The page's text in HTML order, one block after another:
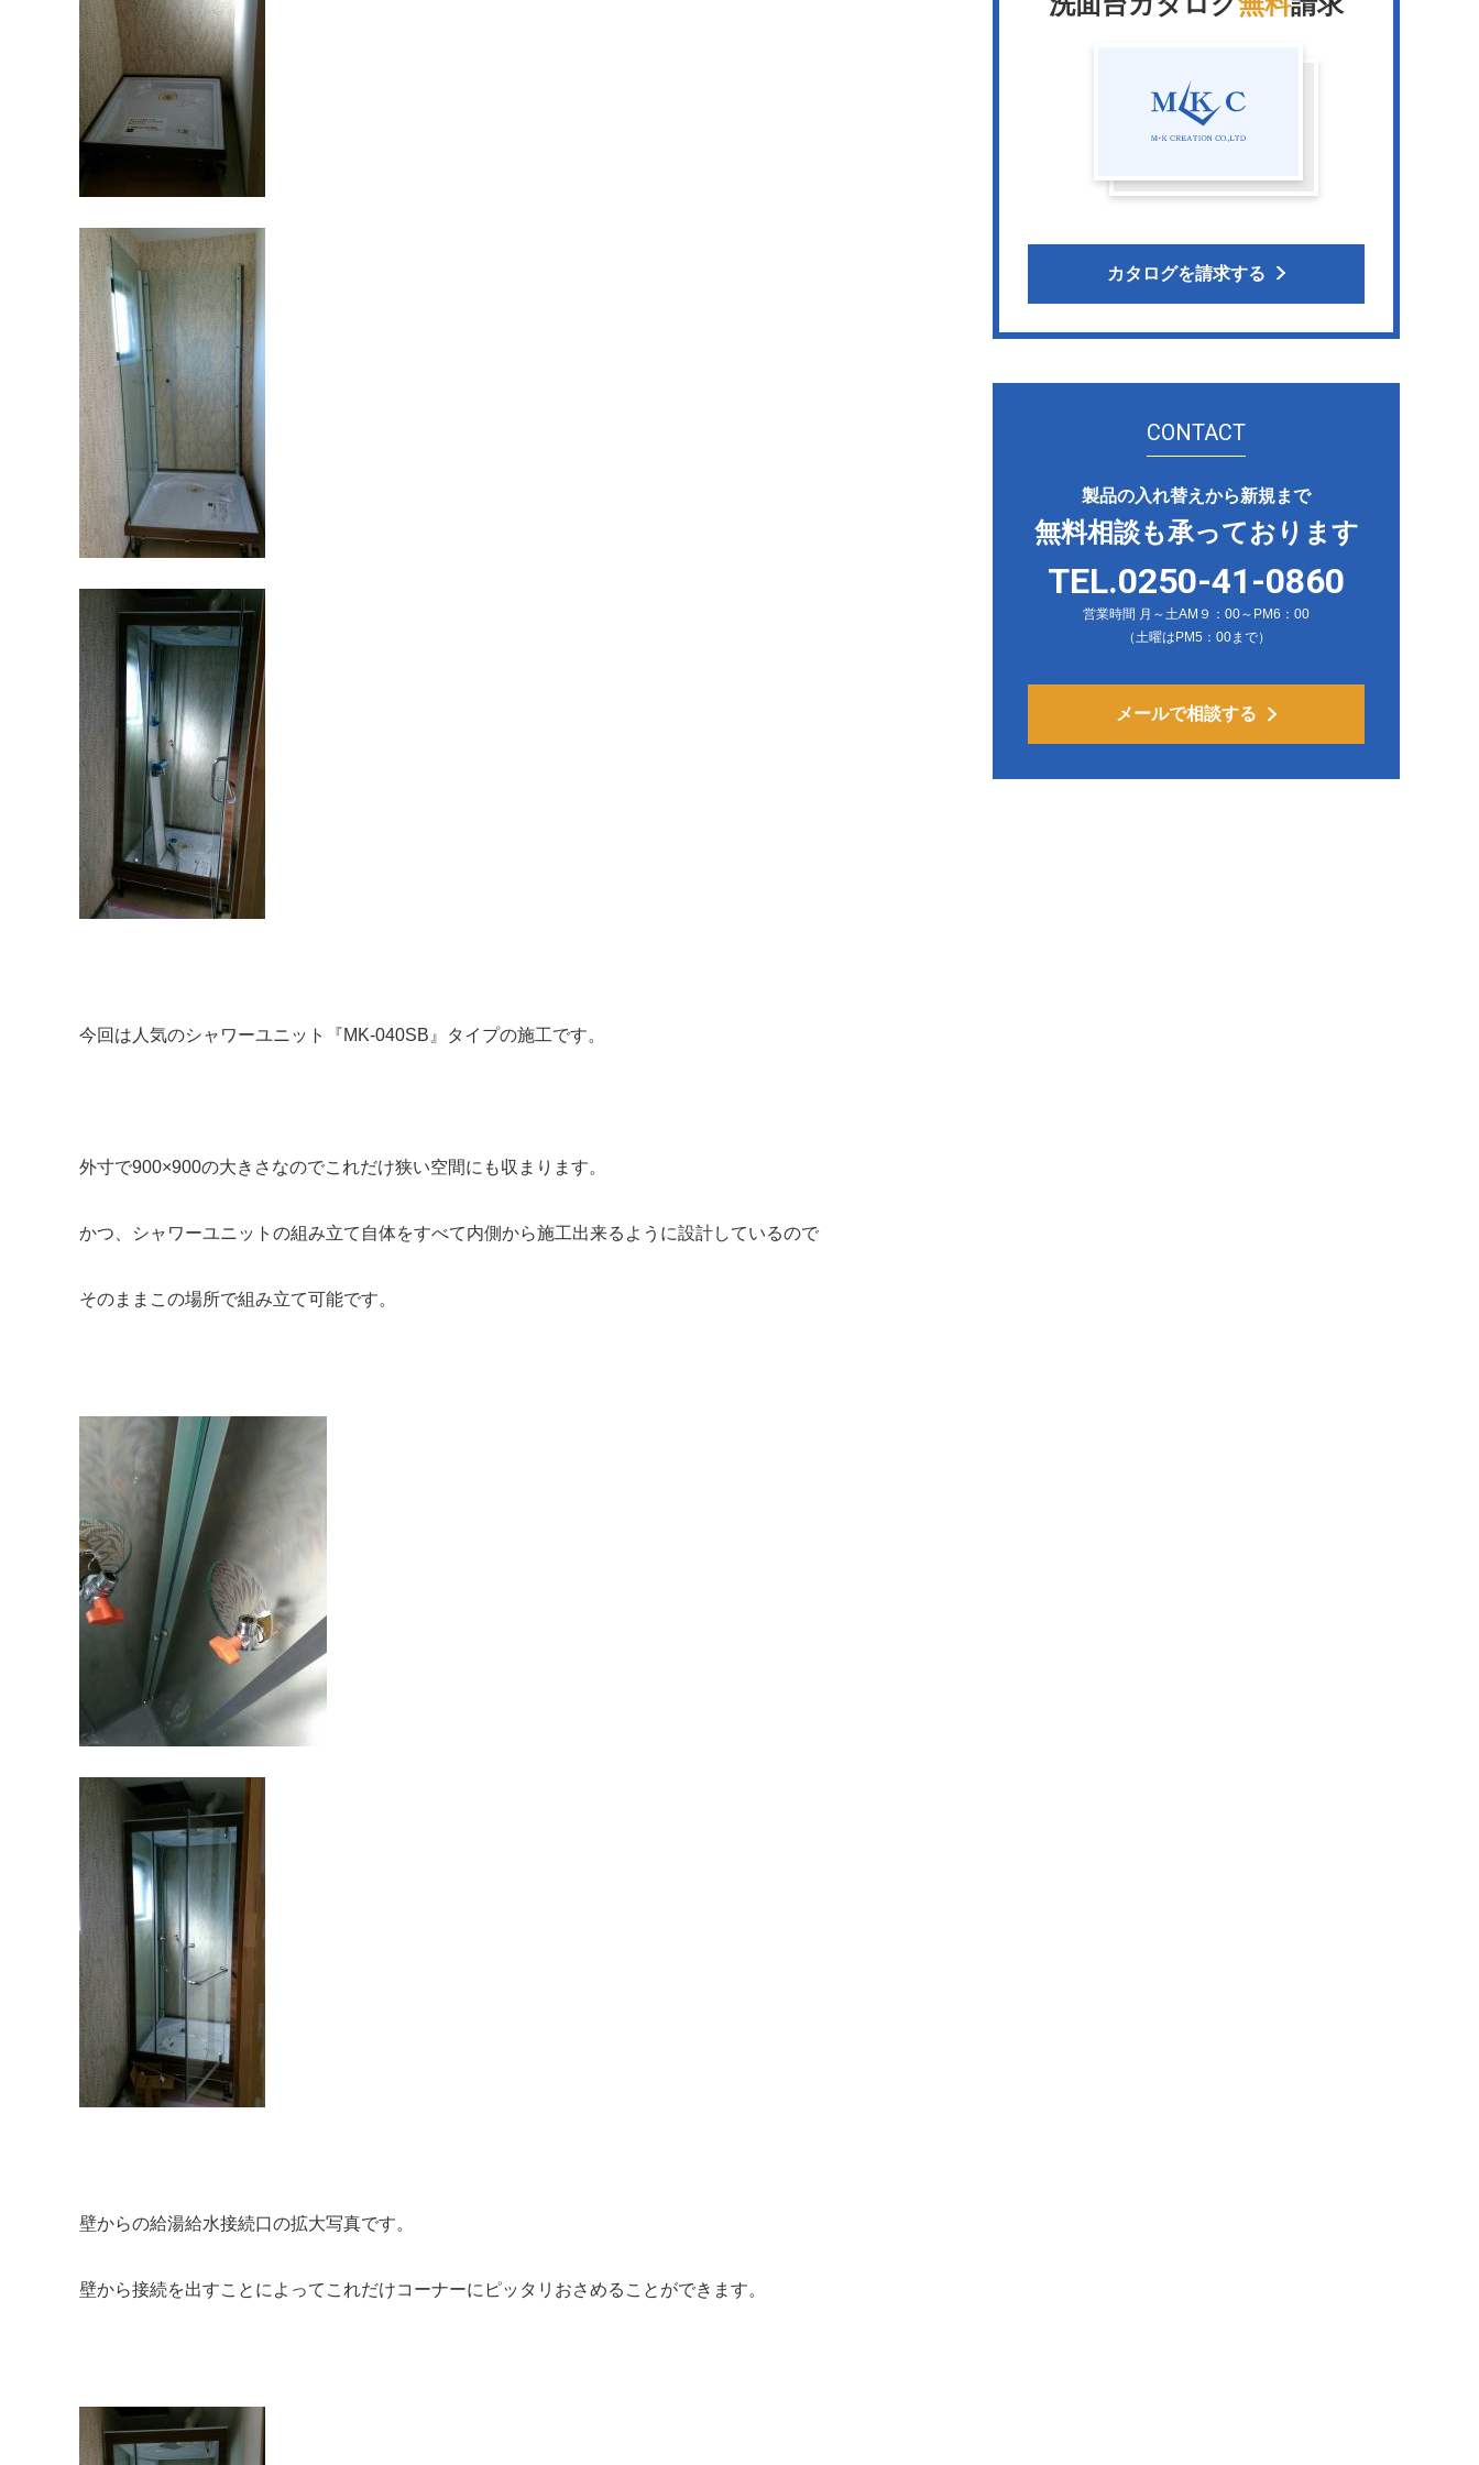
今回は人気のシャワーユニット『MK-040SB』タイプの施工です。
外寸で900×900の大きさなのでこれだけ狭い空間にも収まります。
かつ、シャワーユニットの組み立て自体をすべて内側から施工出来るように設計しているので
そのままこの場所で組み立て可能です。
壁からの給湯給水接続口の拡大写真です。
壁から接続を出すことによってこれだけコーナーにピッタリおさめることができます。
カタログを請求する
CONTACT
製品の入れ替えから新規まで
無料相談も承っております
TEL.0250-41-0860
営業時間 月～土AM９：00～PM6：00
（土曜はPM5：00まで）
メールで相談する